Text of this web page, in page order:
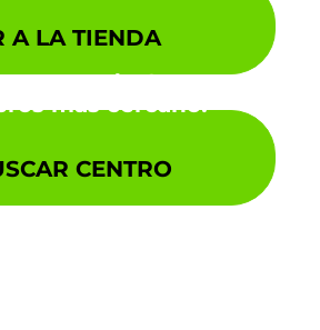
A LA TIENDA
centro de Cenema
más cercano!
CENTRO